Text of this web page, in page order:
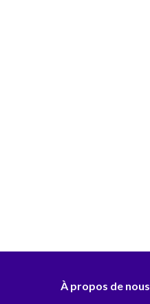
À propos de nous